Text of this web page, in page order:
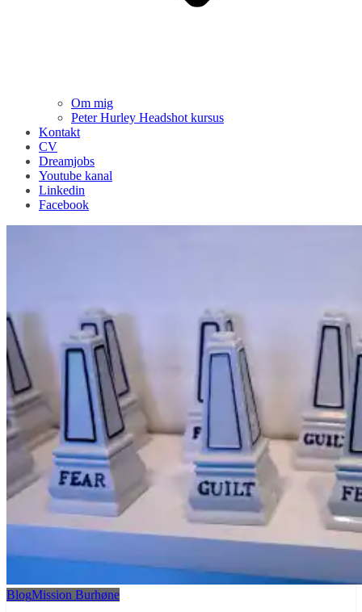
Om mig
Peter Hurley Headshot kursus
Kontakt
CV
Dreamjobs
Youtube kanal
Linkedin
Facebook
BlogMission Burhøne